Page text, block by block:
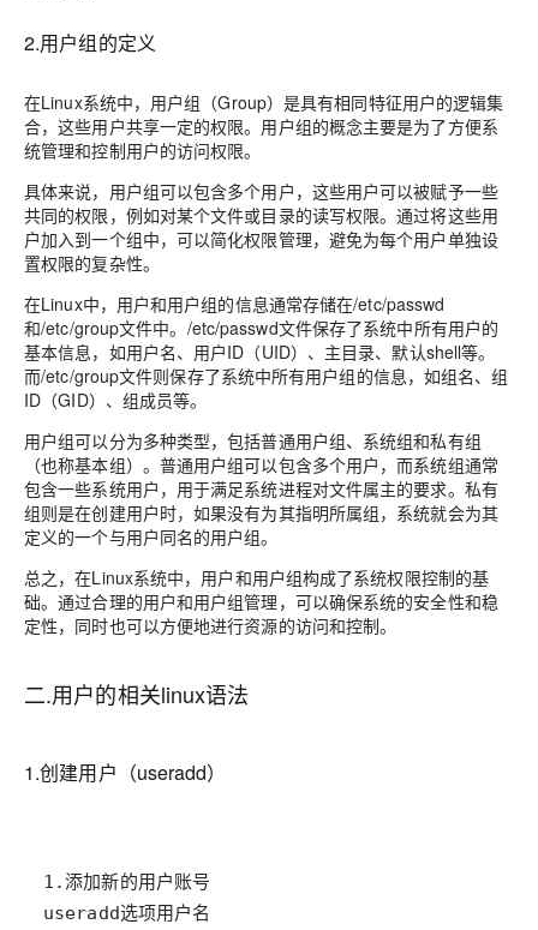
2.用户组的定义
在Linux系统中，用户组（Group）是具有相同特征用户的逻辑集
合，这些用户共享一定的权限。用户组的概念主要是为了方便系
统管理和控制用户的访问权限。
具体来说，用户组可以包含多个用户，这些用户可以被赋予一些
共同的权限，例如对某个文件或目录的读写权限。通过将这些用
户加入到一个组中，可以简化权限管理，避免为每个用户单独设
置权限的复杂性。
在Linux中，用户和用户组的信息通常存储在/etc/passwd
和/etc/group文件中。/etc/passwd文件保存了系统中所有用户的
基本信息，如用户名、用户ID（UID）、主目录、默认shell等。
而/etc/group文件则保存了系统中所有用户组的信息，如组名、组
ID（GID）、组成员等。
用户组可以分为多种类型，包括普通用户组、系统组和私有组
（也称基本组）。普通用户组可以包含多个用户，而系统组通常
包含一些系统用户，用于满足系统进程对文件属主的要求。私有
组则是在创建用户时，如果没有为其指明所属组，系统就会为其
定义的一个与用户同名的用户组。
总之，在Linux系统中，用户和用户组构成了系统权限控制的基
础。通过合理的用户和用户组管理，可以确保系统的安全性和稳
定性，同时也可以方便地进行资源的访问和控制。
二.用户的相关linux语法
1.创建用户（useradd）